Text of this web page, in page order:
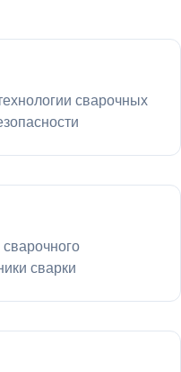
сварочных
сварки